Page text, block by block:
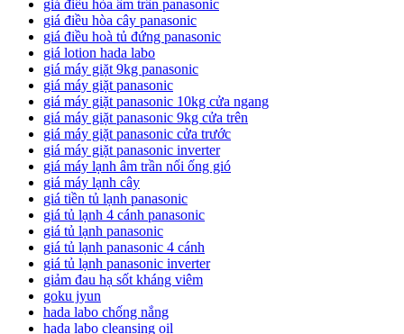
giá điều hòa âm trần panasonic
giá điều hòa cây panasonic
giá điều hoà tủ đứng panasonic
giá lotion hada labo
giá máy giặt 9kg panasonic
giá máy giặt panasonic
giá máy giặt panasonic 10kg cửa ngang
giá máy giặt panasonic 9kg cửa trên
giá máy giặt panasonic cửa trước
giá máy giặt panasonic inverter
giá máy lạnh âm trần nối ống gió
giá máy lạnh cây
giá tiền tủ lạnh panasonic
giá tủ lạnh 4 cánh panasonic
giá tủ lạnh panasonic
giá tủ lạnh panasonic 4 cánh
giá tủ lạnh panasonic inverter
giảm đau hạ sốt kháng viêm
goku jyun
hada labo chống nắng
hada labo cleansing oil